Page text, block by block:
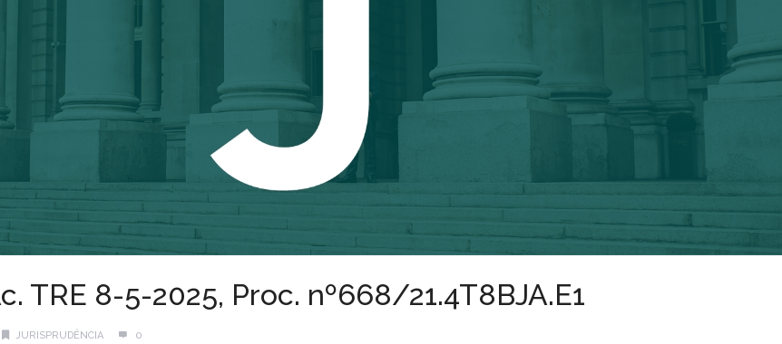
TRE 8-5-2025, Proc. nº668/21.4T8BJA.E1
JURISPRUDÊNCIA 0